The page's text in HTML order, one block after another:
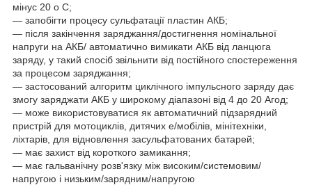
мінус 20 o С;
— запобігти процесу сульфатації пластин АКБ;
— після закінчення заряджання/достигнення номінальної
напруги на АКБ/ автоматично вимикати АКБ від ланцюга
заряду, у такий спосіб звільнити від постійного спостереження
за процесом заряджання;
— застосований алгоритм циклічного імпульсного заряду дає
змогу заряджати АКБ у широкому діапазоні від 4 до 20 Агод;
— може використовуватися як автоматичний підзарядний
пристрій для мотоциклів, дитячих е/мобілів, мінітехніки,
ліхтарів, для відновлення засульфатованих батарей;
— має захист від короткого замикання;
— має гальванічну розв'язку між високим/системовим/
напругою і низьким/зарядним/напругою